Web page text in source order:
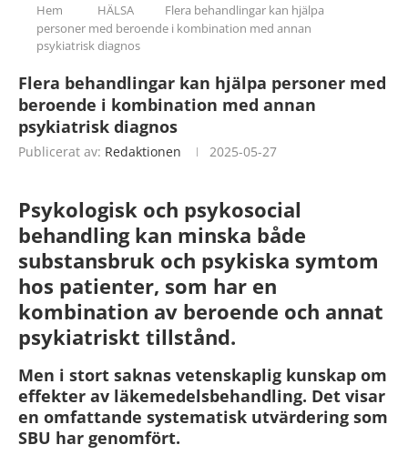
Hem HÄLSA
Flera behandlingar kan hjälpa
personer med beroende i kombination med annan
psykiatrisk diagnos
Flera behandlingar kan hjälpa personer med
beroende i kombination med annan
psykiatrisk diagnos
Publicerat av: Redaktionen 2025-05-27
Psykologisk och psykosocial
behandling kan minska både
substansbruk och psykiska symtom
hos patienter, som har en
kombination av beroende och annat
psykiatriskt tillstånd.
Men i stort saknas vetenskaplig kunskap om
effekter av läkemedelsbehandling. Det visar
en omfattande systematisk utvärdering som
SBU har genomfört.